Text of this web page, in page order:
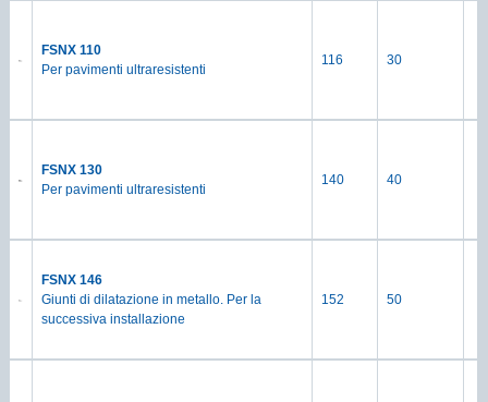
FSNX 110
Per pavimenti ultraresistenti
116 30
FSNX 130
Per pavimenti ultraresistenti
140 40
FSNX 146
Giunti di dilatazione in metallo. Per la
successiva installazione
152 50